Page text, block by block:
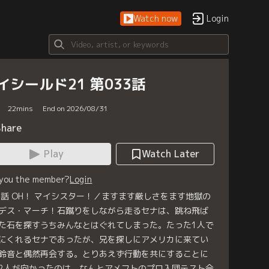
Watch now Login
シールド21 第033話
22mins End on 2026/08/31
Play
Watch Later
the member?Login
OH！ マイシスター！／ますます厳しさをます地獄の
ス・マーチ！石蹴りをしながら走るセナは、跳ね飛ば
石を探すうちみんなとはぐれてしまった。たった1人で
くれるセナであったが、兄を探しにアメリカに来てい
音と偶然再会する。とりあえず行動を共にすることに